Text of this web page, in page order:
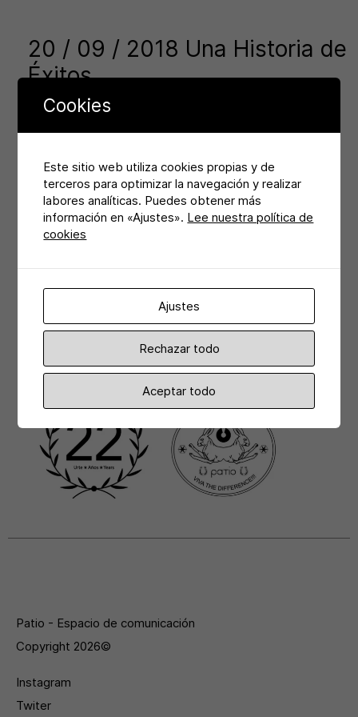
20 / 09 / 2018 Una Historia de
Éxitos
Patio esta desarrollando y maquetando el catálogo para
Cuentas de España. Un catálogo en el que se hace una
retrospectiva de la andadura de la auditoria en España.
Un catálogo donde se recogen comentarios y
entrevistas realizadas a personajes como Pedro
Sanchez (Preside del Gobierno de España), Ana de Pro
(Presidente Repsol)… Una historia de éxitos.
Patio - Espacio de comunicación
Copyright 2026©
Instagram
Twiter
Cookies
Este sitio web utiliza cookies propias y de
terceros para optimizar la navegación y realizar
labores analíticas. Puedes obtener más
información en «Ajustes». Lee nuestra política de
cookies
Ajustes
Rechazar todo
Aceptar todo